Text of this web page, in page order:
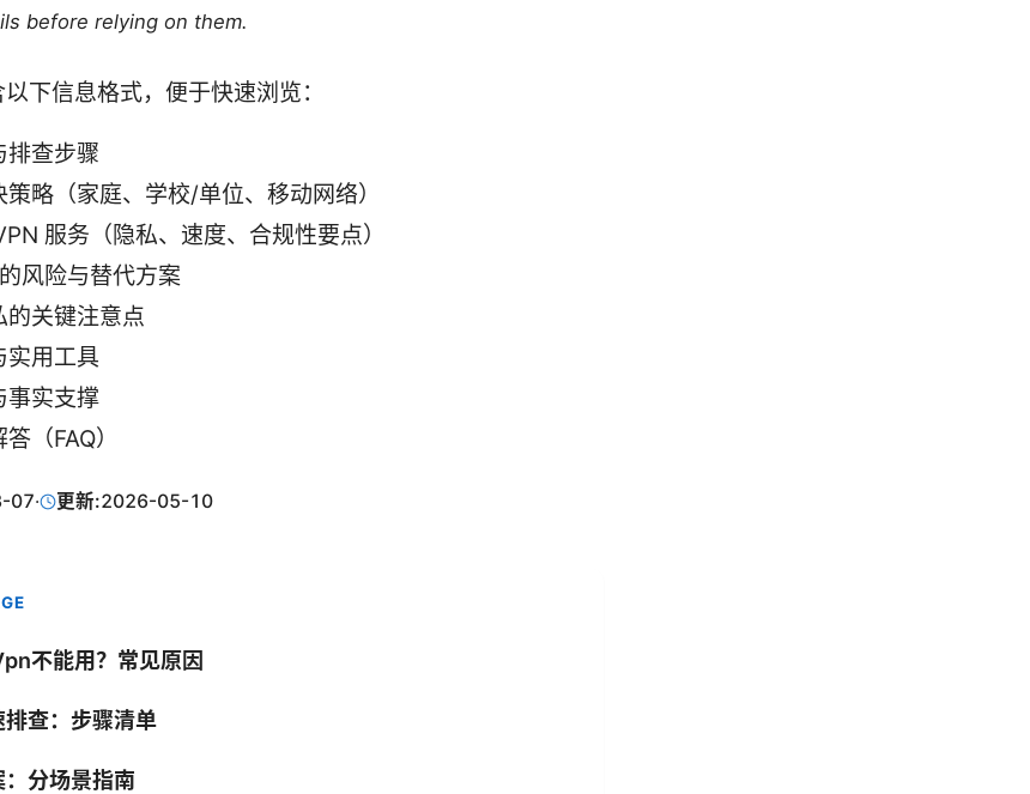
before relying on them.
下信息格式，便于快速浏览：
排查步骤
略（家庭、学校/单位、移动网络）
服务（隐私、速度、合规性要点）
风险与替代方案
的关键注意点
实用工具
事实支撑
（FAQ）
07· 更新:2026-05-10
不能用？常见原因
查：步骤清单
分场景指南